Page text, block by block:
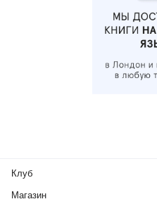
Клуб
Магазин